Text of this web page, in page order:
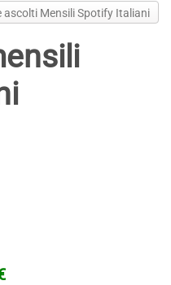
ascolti Mensili Spotify Italiani